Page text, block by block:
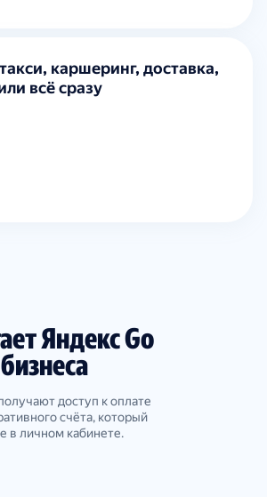
каршеринг, доставка,
всё сразу
Яндекс Go
доступ к оплате
счёта, который
в личном кабинете.